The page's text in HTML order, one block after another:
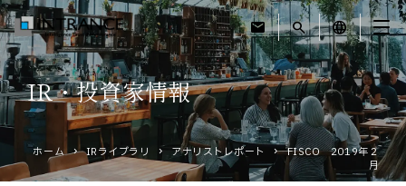
mail search language
トップ
企業情報
IR・投資家情報
ホーム IRライブラリ アナリストレポート
FISCO 2019年２
月